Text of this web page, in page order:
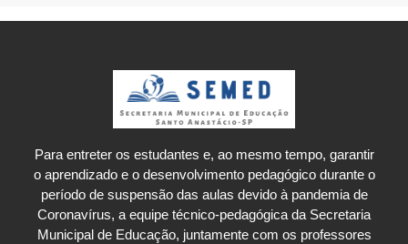
Para entreter os estudantes e, ao mesmo tempo, garantir
o aprendizado e o desenvolvimento pedagógico durante o
período de suspensão das aulas devido à pandemia de
Coronavírus, a equipe técnico-pedagógica da Secretaria
Municipal de Educação, juntamente com os professores